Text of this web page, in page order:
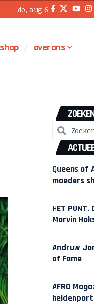
do, aug 6
shop over ons
Queens of
moeders
HET
Marvin
Andruw
of Fame
AFRO